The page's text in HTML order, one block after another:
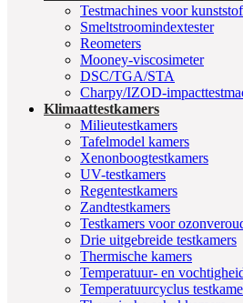
Testmachines voor
Smeltstroomindextester
Reometers
Mooney-viscosimeter
DSC/TGA/STA
Charpy/IZOD-
Klimaattestkamers
Milieutestkamers
Tafelmodel kamers
Xenonboogtestkamers
UV-testkamers
Regentestkamers
Zandtestkamers
Testkamers voor
Drie uitgebreide testkamers
Thermische kamers
Temperatuur- en
Temperatuurcyclus